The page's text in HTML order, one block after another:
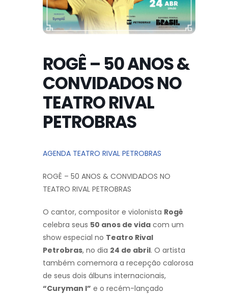
ROGÊ – 50 ANOS &
CONVIDADOS NO
TEATRO RIVAL
PETROBRAS
AGENDA TEATRO RIVAL PETROBRAS
ROGÊ – 50 ANOS & CONVIDADOS NO
TEATRO RIVAL PETROBRAS
O cantor, compositor e violonista Rogê
celebra seus 50 anos de vida com um
show especial no Teatro Rival
Petrobras, no dia 24 de abril. O artista
também comemora a recepção calorosa
de seus dois álbuns internacionais,
“Curyman I” e o recém-lançado